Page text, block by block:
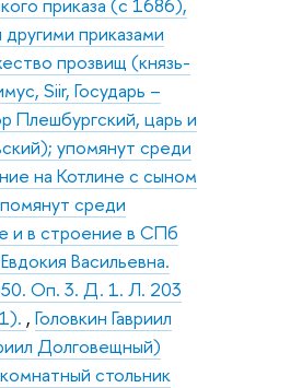
приказами
прозвищ (князь-
Siir, Государь –
Плешбургский, царь и
упомянут среди
на Котлине с сыном
среди
и в строение в СПб
Васильевна.
Оп. 3. Д. 1. Л. 203
, Головкин Гавриил
Долговещный)
стольник